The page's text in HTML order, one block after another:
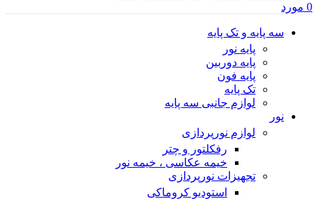
0 مورد
سه پایه و تک پایه
پایه نور
پایه دوربین
پایه فون
تک پایه
لوازم جانبی سه پایه
نور
لوازم نورپردازی
رفکلتور و چتر
خیمه عکاسی ، خیمه نور
تجهیزات نورپردازی
استودیو کروماکی